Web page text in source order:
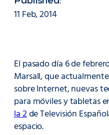
11 Feb, 2014
El pasado día 6 de
Marsall, que
sobre Internet, nuevas
para móviles y tabletas
la 2de Televisión
espacio.